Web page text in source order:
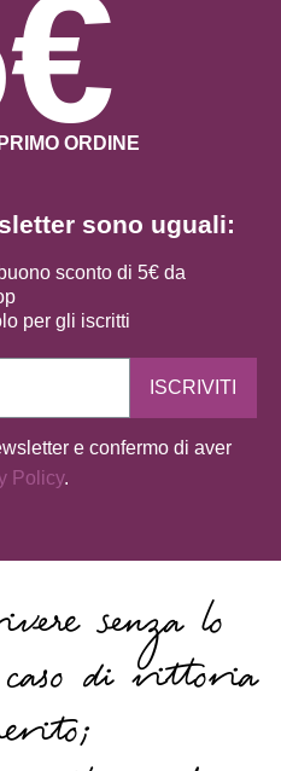
sono uguali:
sconto di 5€ da
per gli iscritti
ISCRIVITI
e confermo di aver
Policy.
ORDINE
senza lo
caso di vittoria